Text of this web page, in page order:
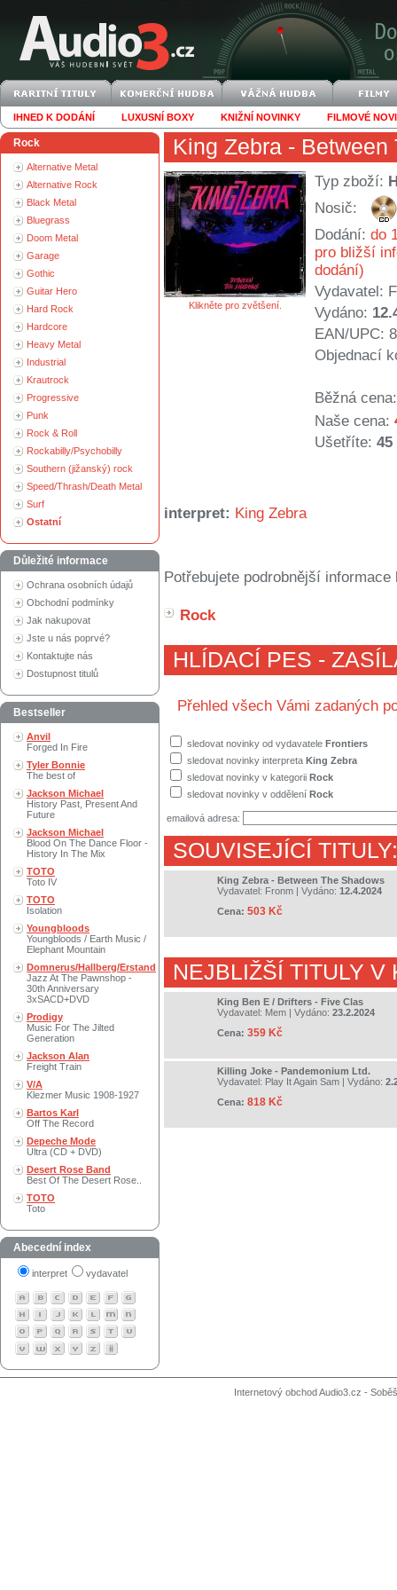
IHNED K DODÁNÍ LUXUSNÍ BOXY KNIŽNÍ NOVINKY FILMOVÉ
Rock
Alternative Metal
Alternative Rock
Black Metal
Bluegrass
Doom Metal
Garage
Gothic
Guitar Hero
Hard Rock
Hardcore
Heavy Metal
Industrial
Krautrock
Progressive
Punk
Rock & Roll
Rockabilly/Psychobilly
Southern (jižanský) rock
Speed/Thrash/Death Metal
Surf
Ostatní
Důležité informace
Ochrana osobních údajů
Obchodní podmínky
Jak nakupovat
Jste u nás poprvé?
Kontaktujte nás
Dostupnost titulů
Bestseller
Anvil
Forged In Fire
Tyler Bonnie
The best of
Jackson Michael
History Past, Present And
Future
Jackson Michael
Blood On The Dance Floor -
History In The Mix
TOTO
Toto IV
TOTO
Isolation
Youngbloods
Youngbloods / Earth Music /
Elephant Mountain
Domnerus/Hallberg/Erstand
Jazz At The Pawnshop -
30th Anniversary
3xSACD+DVD
Prodigy
Music For The Jilted
Generation
Jackson Alan
Freight Train
V/A
Klezmer Music 1908-1927
Bartos Karl
Off The Record
Depeche Mode
Ultra (CD + DVD)
Desert Rose Band
Best Of The Desert Rose..
TOTO
Toto
Abecední index
interpret vydavatel
King Zebra - Between
Klikněte pro zvětšení.
Typ zboží:
Nosič:
Dodání: do
pro bližší
dodání)
Vydavatel:
Vydáno:
EAN/UPC:
Objednací
Běžná cena:
Naše cena:
Ušetříte: 45
interpret: King Zebra
Potřebujete podrobnější
Rock
HLÍDACÍ PES -
Přehled všech Vámi zadaných
sledovat novinky od vydavatele Frontiers
sledovat novinky interpreta King Zebra
sledovat novinky v kategorii Rock
sledovat novinky v oddělení Rock
emailová adresa:
SOUVISEJÍCÍ TITULY:
King Zebra - Between The Shadows
Vydavatel: Fronm | Vydáno: 12.4.2024
Cena: 503 Kč
NEJBLIŽŠÍ TITULY V
King Ben E / Drifters - Five Clas
Vydavatel: Mem | Vydáno: 23.2.2024
Cena: 359 Kč
Killing Joke - Pandemonium Ltd.
Vydavatel: Play It Again Sam | Vydáno:
Cena: 818 Kč
Internetový obchod Audio3.cz -